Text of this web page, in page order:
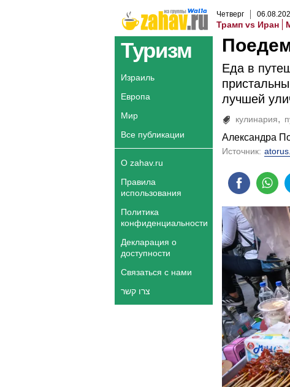
Четверг 06.08.
Трамп vs Иран
Туризм
Израиль
Европа
Мир
Все публикации
О zahav.ru
Правила
использования
Политика
конфиденциальности
Декларация о
доступности
Связаться с нами
צרו קשר
Еда в
лучшей
кулинария
Александра
Источник: